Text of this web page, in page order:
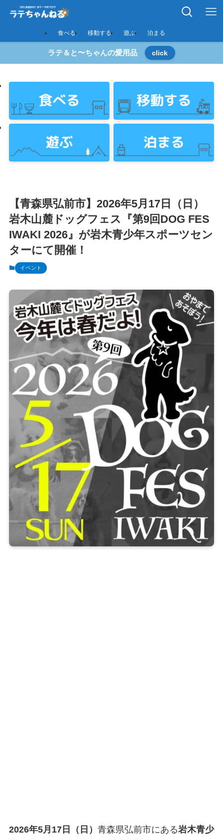
食べる 移動する 遊ぶ 泊まる
ラテ＆と〜ちゃんの愛用品 click
【青森県弘前市】2026年5月17日（日）
岩木山麓ドッグフェス『第9回DOG FES
IWAKI 2026』が岩木青少年スポーツセン
ターにて開催！
イベント
2026年5月17日（日） 青森県弘前市にある岩木青少